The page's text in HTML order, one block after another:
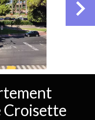
Croisette